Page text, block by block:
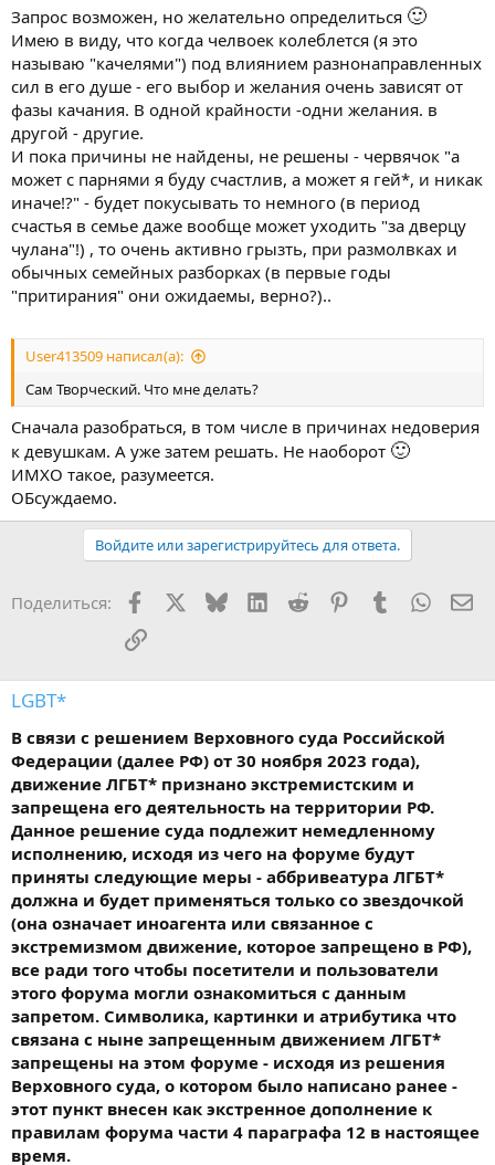
Запрос возможен, но желательно определиться 🙂
Имею в виду, что когда челвоек колеблется (я это
называю "качелями") под влиянием разнонаправленных
сил в его душе - его выбор и желания очень зависят от
фазы качания. В одной крайности -одни желания. в
другой - другие.
И пока причины не найдены, не решены - червячок "а
может с парнями я буду счастлив, а может я гей*, и никак
иначе!?" - будет покусывать то немного (в период
счастья в семье даже вообще может уходить "за дверцу
чулана"!) , то очень активно грызть, при размолвках и
обычных семейных разборках (в первые годы
"притирания" они ожидаемы, верно?)..
User413509 написал(а):
Сам Творческий. Что мне делать?
Сначала разобраться, в том числе в причинах недоверия
к девушкам. А уже затем решать. Не наоборот 🙂
ИМХО такое, разумеется.
ОБсуждаемо.
Войдите или зарегистрируйтесь для ответа.
Поделиться: Facebook BlueskyLinkedIn
Reddit PinterestTumblr
Ссылка
LGBT*
В связи с решением Верховного суда Российской
Федерации (далее РФ) от 30 ноября 2023 года),
движение ЛГБТ* признано экстремистским и
запрещена его деятельность на территории РФ.
Данное решение суда подлежит немедленному
исполнению, исходя из чего на форуме будут
приняты следующие меры - аббривеатура ЛГБТ*
должна и будет применяться только со звездочкой
(она означает иноагента или связанное с
экстремизмом движение, которое запрещено в РФ),
все ради того чтобы посетители и пользователи
этого форума могли ознакомиться с данным
запретом. Символика, картинки и атрибутика что
связана с ныне запрещенным движением ЛГБТ*
запрещены на этом форуме - исходя из решения
Верховного суда, о котором было написано ранее -
этот пункт внесен как экстренное дополнение к
правилам форума части 4 параграфа 12 в настоящее
время.